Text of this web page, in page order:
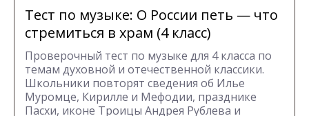
Тест по музыке: О России петь — что
стремиться в храм (4 класс)
Проверочный тест по музыке для 4 класса по
темам духовной и отечественной классики.
Школьники повторят сведения об Илье
Муромце, Кирилле и Мефодии, празднике
Пасхи, иконе Троицы Андрея Рублева и